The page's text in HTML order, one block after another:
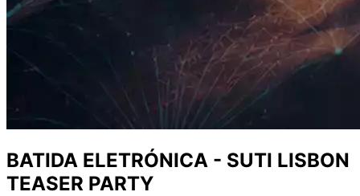
BATIDA ELETRÓNICA - SUTI LISBON
TEASER PARTY